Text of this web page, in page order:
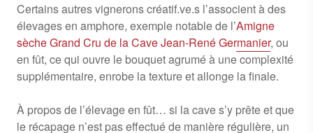
Certains autres vignerons créatif.ve.s l’associent à des
élevages en amphore, exemple notable de l’Amigne
sèche Grand Cru de la Cave Jean-René Germanier, ou
en fût, ce qui ouvre le bouquet agrumé à une complexité
supplémentaire, enrobe la texture et allonge la finale.
À propos de l’élevage en fût… si la cave s’y prête et que
le récapage n’est pas effectué de manière régulière, un